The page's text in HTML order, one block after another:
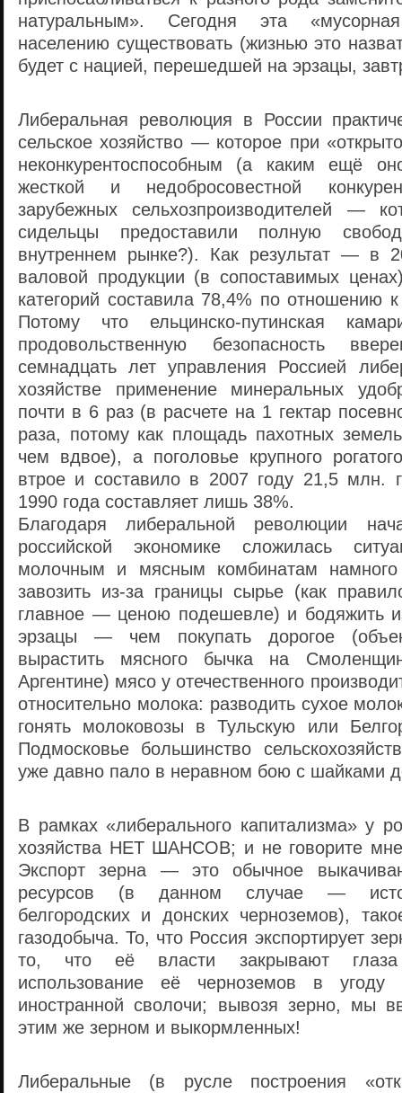
натуральным». Сегодня эта
населению существовать (жизнью это
будет с нацией, перешедшей на эрзацы,
Либеральная революция в России
сельское хозяйство — которое при
неконкурентоспособным (а каким ещё
жесткой и недобросовестной
зарубежных сельхозпроизводителей —
сидельцы предоставили полную
внутреннем рынке?). Как результат — в
валовой продукции (в сопоставимых
категорий составила 78,4% по отношению
Потому что ельцинско-путинская
продовольственную безопасность
семнадцать лет управления Россией
хозяйстве применение минеральных
почти в 6 раз (в расчете на 1 гектар
раза, потому как площадь пахотных
чем вдвое), а поголовье крупного
втрое и составило в 2007 году 21,5 млн.
1990 года составляет лишь 38%.
Благодаря либеральной революции
российской экономике сложилась
молочным и мясным комбинатам
завозить из-за границы сырье (как
главное — ценою подешевле) и бодяжить
эрзацы — чем покупать дорогое
вырастить мясного бычка на
Аргентине) мясо у отечественного
относительно молока: разводить сухое
гонять молоковозы в Тульскую или
Подмосковье большинство
уже давно пало в неравном бою с шайками
В рамках «либерального капитализма» у
хозяйства НЕТ ШАНСОВ; и не говорите мне
Экспорт зерна — это обычное
ресурсов (в данном случае —
белгородских и донских черноземов),
газодобыча. То, что Россия экспортирует
то, что её власти закрывают
использование её черноземов в
иностранной сволочи; вывозя зерно, мы
этим же зерном и выкормленных!
Либеральные (в русле построения